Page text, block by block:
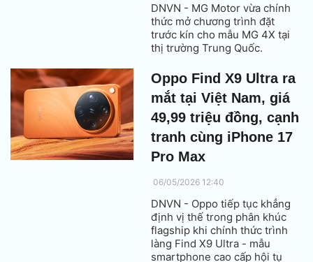
DNVN - MG Motor vừa chính
thức mở chương trình đặt
trước kín cho mẫu MG 4X tại
thị trường Trung Quốc.
Oppo Find X9 Ultra ra
mắt tại Việt Nam, giá
49,99 triệu đồng, cạnh
tranh cùng iPhone 17
Pro Max
06/05/2026 12:40
DNVN - Oppo tiếp tục khẳng
định vị thế trong phân khúc
flagship khi chính thức trình
làng Find X9 Ultra - mẫu
smartphone cao cấp hội tụ